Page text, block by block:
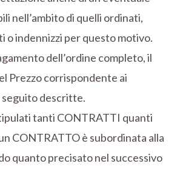
nell’ambito di quelli ordinati,
o indennizzi per questo motivo.
dell’ordine completo, il
Prezzo corrispondente ai
seguito descritte.
tanti CONTRATTI quanti
CONTRATTO è subordinata alla
quanto precisato nel successivo